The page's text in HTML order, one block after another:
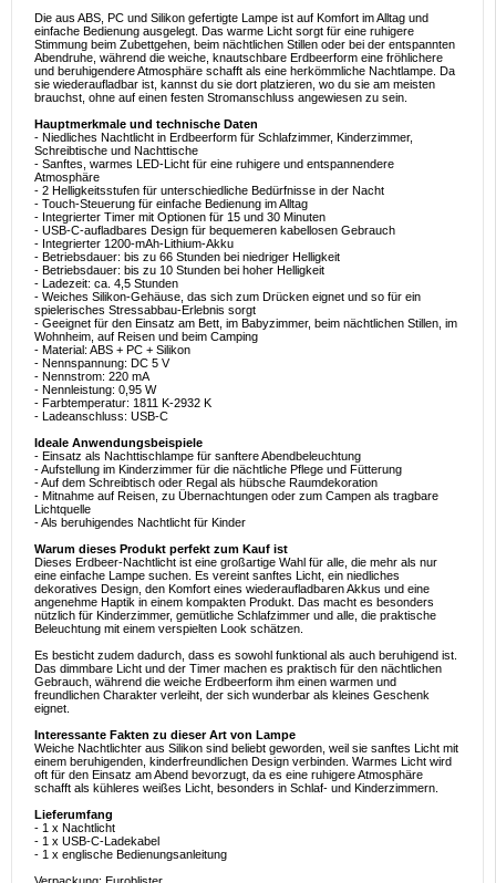
Die aus ABS, PC und Silikon gefertigte Lampe ist auf Komfort im Alltag und
einfache Bedienung ausgelegt. Das warme Licht sorgt für eine ruhigere
Stimmung beim Zubettgehen, beim nächtlichen Stillen oder bei der entspannten
Abendruhe, während die weiche, knautschbare Erdbeerform eine fröhlichere
und beruhigendere Atmosphäre schafft als eine herkömmliche Nachtlampe. Da
sie wiederaufladbar ist, kannst du sie dort platzieren, wo du sie am meisten
brauchst, ohne auf einen festen Stromanschluss angewiesen zu sein.
Hauptmerkmale und technische Daten
- Niedliches Nachtlicht in Erdbeerform für Schlafzimmer, Kinderzimmer,
Schreibtische und Nachttische
- Sanftes, warmes LED-Licht für eine ruhigere und entspannendere
Atmosphäre
- 2 Helligkeitsstufen für unterschiedliche Bedürfnisse in der Nacht
- Touch-Steuerung für einfache Bedienung im Alltag
- Integrierter Timer mit Optionen für 15 und 30 Minuten
- USB-C-aufladbares Design für bequemeren kabellosen Gebrauch
- Integrierter 1200-mAh-Lithium-Akku
- Betriebsdauer: bis zu 66 Stunden bei niedriger Helligkeit
- Betriebsdauer: bis zu 10 Stunden bei hoher Helligkeit
- Ladezeit: ca. 4,5 Stunden
- Weiches Silikon-Gehäuse, das sich zum Drücken eignet und so für ein
spielerisches Stressabbau-Erlebnis sorgt
- Geeignet für den Einsatz am Bett, im Babyzimmer, beim nächtlichen Stillen, im
Wohnheim, auf Reisen und beim Camping
- Material: ABS + PC + Silikon
- Nennspannung: DC 5 V
- Nennstrom: 220 mA
- Nennleistung: 0,95 W
- Farbtemperatur: 1811 K-2932 K
- Ladeanschluss: USB-C
Ideale Anwendungsbeispiele
- Einsatz als Nachttischlampe für sanftere Abendbeleuchtung
- Aufstellung im Kinderzimmer für die nächtliche Pflege und Fütterung
- Auf dem Schreibtisch oder Regal als hübsche Raumdekoration
- Mitnahme auf Reisen, zu Übernachtungen oder zum Campen als tragbare
Lichtquelle
- Als beruhigendes Nachtlicht für Kinder
Warum dieses Produkt perfekt zum Kauf ist
Dieses Erdbeer-Nachtlicht ist eine großartige Wahl für alle, die mehr als nur
eine einfache Lampe suchen. Es vereint sanftes Licht, ein niedliches
dekoratives Design, den Komfort eines wiederaufladbaren Akkus und eine
angenehme Haptik in einem kompakten Produkt. Das macht es besonders
nützlich für Kinderzimmer, gemütliche Schlafzimmer und alle, die praktische
Beleuchtung mit einem verspielten Look schätzen.
Es besticht zudem dadurch, dass es sowohl funktional als auch beruhigend ist.
Das dimmbare Licht und der Timer machen es praktisch für den nächtlichen
Gebrauch, während die weiche Erdbeerform ihm einen warmen und
freundlichen Charakter verleiht, der sich wunderbar als kleines Geschenk
eignet.
Interessante Fakten zu dieser Art von Lampe
Weiche Nachtlichter aus Silikon sind beliebt geworden, weil sie sanftes Licht mit
einem beruhigenden, kinderfreundlichen Design verbinden. Warmes Licht wird
oft für den Einsatz am Abend bevorzugt, da es eine ruhigere Atmosphäre
schafft als kühleres weißes Licht, besonders in Schlaf- und Kinderzimmern.
Lieferumfang
- 1 x Nachtlicht
- 1 x USB-C-Ladekabel
- 1 x englische Bedienungsanleitung